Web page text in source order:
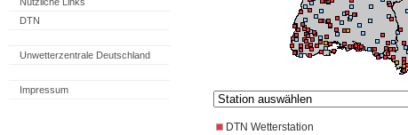
DTN
Unwetterzentrale Deutschland
Impressum
DTN Wetterstation